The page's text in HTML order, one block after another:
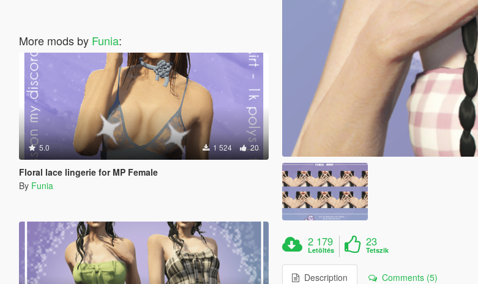
More mods by Funia:
5.0 1 524 20
Floral lace lingerie for MP Female
By Funia
2 179
Letöltés
23
Tetszik
Description Comments (5)